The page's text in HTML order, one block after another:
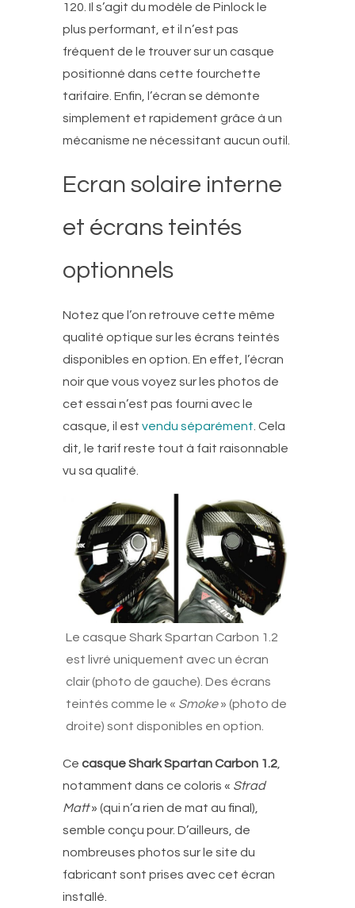
120. Il s’agit du modèle de Pinlock le
plus performant, et il n’est pas
fréquent de le trouver sur un casque
positionné dans cette fourchette
tarifaire. Enfin, l’écran se démonte
simplement et rapidement grâce à un
mécanisme ne nécessitant aucun outil.
Ecran solaire interne
et écrans teintés
optionnels
Notez que l’on retrouve cette même
qualité optique sur les écrans teintés
disponibles en option. En effet, l’écran
noir que vous voyez sur les photos de
cet essai n’est pas fourni avec le
casque, il est vendu séparément. Cela
dit, le tarif reste tout à fait raisonnable
vu sa qualité.
Le casque Shark Spartan Carbon 1.2
est livré uniquement avec un écran
clair (photo de gauche). Des écrans
teintés comme le « Smoke» (photo de
droite) sont disponibles en option.
Ce casque Shark Spartan Carbon 1.2,
notamment dans ce coloris « Strad
Matt» (qui n’a rien de mat au final),
semble conçu pour. D’ailleurs, de
nombreuses photos sur le site du
fabricant sont prises avec cet écran
installé.